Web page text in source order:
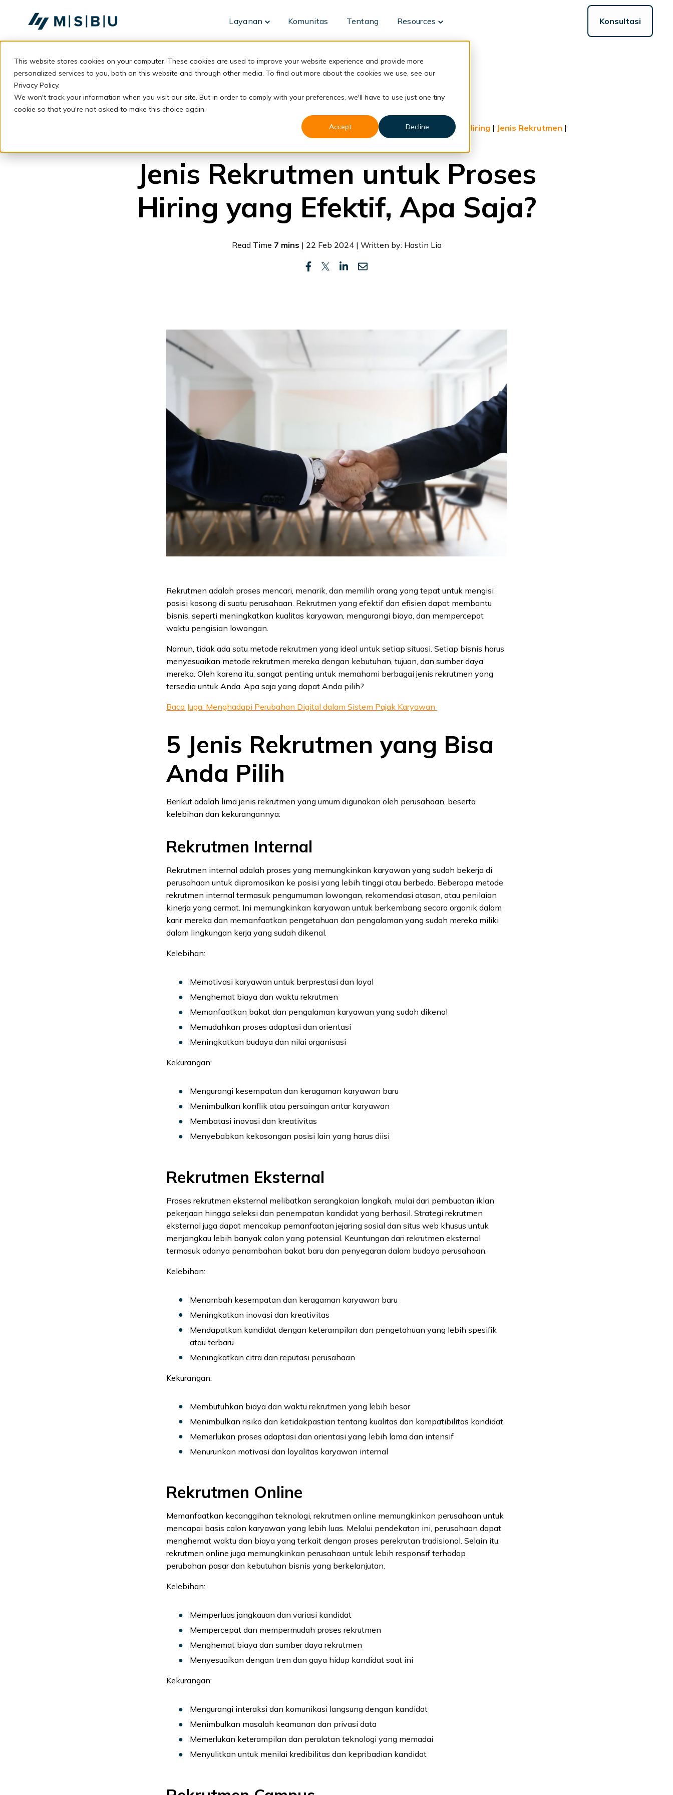
This website stores cookies on your computer. These cookies are used to improve your website experience and provide more
personalized services to you, both on this website and through other media. To find out more about the cookies we use, see our
Privacy Policy.
We won't track your information when you visit our site. But in order to comply with your preferences, we'll have to use just one tiny
cookie so that you're not asked to make this choice again.
Accept
Decline
Layanan
Toggle Komunitas Tentang Resources
Toggle
Resources
Konsultasi
Hiring Efektif|Strategi Rekrutmen Proses Hiring | Jenis Rekrutmen |
Hiring Process
Jenis Rekrutmen untuk Proses
Hiring yang Efektif, Apa Saja?
Read Time 7 mins | 22 Feb 2024 | Written by: Hastin Lia
Rekrutmen adalah proses mencari, menarik, dan memilih orang yang tepat untuk mengisi
posisi kosong di suatu perusahaan. Rekrutmen yang efektif dan efisien dapat membantu
bisnis, seperti meningkatkan kualitas karyawan, mengurangi biaya, dan mempercepat
waktu pengisian lowongan.
Namun, tidak ada satu metode rekrutmen yang ideal untuk setiap situasi. Setiap bisnis harus
menyesuaikan metode rekrutmen mereka dengan kebutuhan, tujuan, dan sumber daya
mereka. Oleh karena itu, sangat penting untuk memahami berbagai jenis rekrutmen yang
tersedia untuk Anda. Apa saja yang dapat Anda pilih?
Baca Juga: Menghadapi Perubahan Digital dalam Sistem Pajak Karyawan
5 Jenis Rekrutmen yang Bisa
Anda Pilih
Berikut adalah lima jenis rekrutmen yang umum digunakan oleh perusahaan, beserta
kelebihan dan kekurangannya:
Rekrutmen Internal
Rekrutmen internal adalah proses yang memungkinkan karyawan yang sudah bekerja di
perusahaan untuk dipromosikan ke posisi yang lebih tinggi atau berbeda. Beberapa metode
rekrutmen internal termasuk pengumuman lowongan, rekomendasi atasan, atau penilaian
kinerja yang cermat. Ini memungkinkan karyawan untuk berkembang secara organik dalam
karir mereka dan memanfaatkan pengetahuan dan pengalaman yang sudah mereka miliki
dalam lingkungan kerja yang sudah dikenal.
Kelebihan:
Memotivasi karyawan untuk berprestasi dan loyal
Menghemat biaya dan waktu rekrutmen
Memanfaatkan bakat dan pengalaman karyawan yang sudah dikenal
Memudahkan proses adaptasi dan orientasi
Meningkatkan budaya dan nilai organisasi
Kekurangan:
Mengurangi kesempatan dan keragaman karyawan baru
Menimbulkan konflik atau persaingan antar karyawan
Membatasi inovasi dan kreativitas
Menyebabkan kekosongan posisi lain yang harus diisi
Rekrutmen Eksternal
Proses rekrutmen eksternal melibatkan serangkaian langkah, mulai dari pembuatan iklan
pekerjaan hingga seleksi dan penempatan kandidat yang berhasil. Strategi rekrutmen
eksternal juga dapat mencakup pemanfaatan jejaring sosial dan situs web khusus untuk
menjangkau lebih banyak calon yang potensial. Keuntungan dari rekrutmen eksternal
termasuk adanya penambahan bakat baru dan penyegaran dalam budaya perusahaan.
Kelebihan:
Menambah kesempatan dan keragaman karyawan baru
Meningkatkan inovasi dan kreativitas
Mendapatkan kandidat dengan keterampilan dan pengetahuan yang lebih spesifik
atau terbaru
Meningkatkan citra dan reputasi perusahaan
Kekurangan:
Membutuhkan biaya dan waktu rekrutmen yang lebih besar
Menimbulkan risiko dan ketidakpastian tentang kualitas dan kompatibilitas kandidat
Memerlukan proses adaptasi dan orientasi yang lebih lama dan intensif
Menurunkan motivasi dan loyalitas karyawan internal
Rekrutmen Online
Memanfaatkan kecanggihan teknologi, rekrutmen online memungkinkan perusahaan untuk
mencapai basis calon karyawan yang lebih luas. Melalui pendekatan ini, perusahaan dapat
menghemat waktu dan biaya yang terkait dengan proses perekrutan tradisional. Selain itu,
rekrutmen online juga memungkinkan perusahaan untuk lebih responsif terhadap
perubahan pasar dan kebutuhan bisnis yang berkelanjutan.
Kelebihan:
Memperluas jangkauan dan variasi kandidat
Mempercepat dan mempermudah proses rekrutmen
Menghemat biaya dan sumber daya rekrutmen
Menyesuaikan dengan tren dan gaya hidup kandidat saat ini
Kekurangan:
Mengurangi interaksi dan komunikasi langsung dengan kandidat
Menimbulkan masalah keamanan dan privasi data
Memerlukan keterampilan dan peralatan teknologi yang memadai
Menyulitkan untuk menilai kredibilitas dan kepribadian kandidat